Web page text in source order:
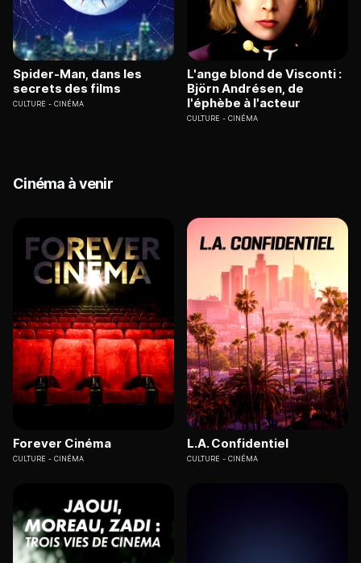
Spider-Man, dans les
secrets des films
CULTURE CINÉMA
L'ange blond de Visconti :
Björn Andrésen, de
l'éphèbe à l'acteur
CULTURE CINÉMA
Cinéma à venir
Forever Cinéma
CULTURE CINÉMA
L.A. Confidentiel
CULTURE CINÉMA